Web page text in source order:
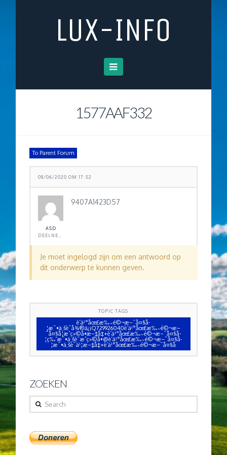
LUX-INFO
Navigation
1577AAF332
To Parent Forum
08/06/2020 OM 17:52
ASD
9407A1423D57
Je moet ingelogd zijn om een antwoord op
dit onderwerp te kunnen geven.
TOPIC TAGS
è´­ä¹°åœ£æ‰˜é©¬æ–¯å¤§å­
¦æ¯•ä¸šè¯å¾®ä¿¡Q729926040è´­ä¹°åœ£æ‰˜é©¬æ–
¯å¤§å­¦æˆç»©å•æ–‡å‡­+è´­ä¹°åœ£æ‰˜é©¬æ–¯å¤§å­
¦ç‰ˆæ¯•ä¸šè¯æˆç»©å•@è´­ä¹°åœ£æ‰˜é©¬æ–¯å¤§å­
¦æ¯•ä¸šè¯ä¹¦æ–‡å‡­+è´­ä¹°åœ£æ‰˜é©¬æ–¯å¤§å
ZOEKEN
Search